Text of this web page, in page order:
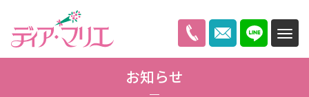
ディアマリエ
お知らせ